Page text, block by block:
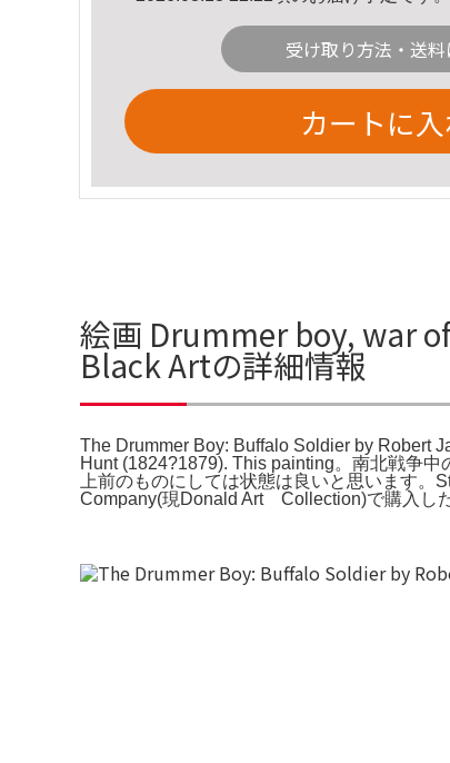
受け取り方法・送
カートに
絵画 Drummer boy, war
Black Artの詳細情報
The Drummer Boy: Buffalo Soldier by Robert
Hunt (1824?1879). This painting。南北戦争
上前のものにしては状態は良いと思います
Company(現Donald Art Collection)で購入し